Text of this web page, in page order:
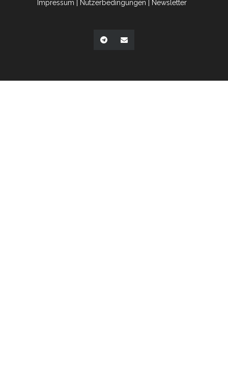
Impressum
Nutzerbedingungen Newsletter